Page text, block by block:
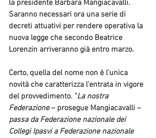
la presidente Barbara Mangiacavalli.
Saranno necessari ora una serie di
decreti attuativi per rendere operativa la
nuova legge che secondo Beatrice
Lorenzin arriveranno già entro marzo.
Certo, quella del nome non è l’unica
novità che caratterizza l’entrata in vigore
del provvedimento. "La nostra
Federazione – prosegue Mangiacavalli –
passa da Federazione nazionale dei
Collegi Ipasvi a Federazione nazionale